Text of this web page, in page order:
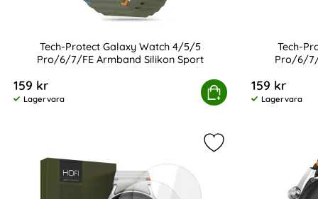
Tech-Protect Galaxy Watch 4/5/5
Pro/6/7/FE Armband Silikon Sport
159 kr
Tillgänglighet:
Lagervara
Köp
Tech-Protect Galaxy Watch 4/5/5 Pro/6/7/FE
Tech-
Pro/6/7/
159 kr
Tillgänglighet:
Lagervara
Tech-
Markera hOFI